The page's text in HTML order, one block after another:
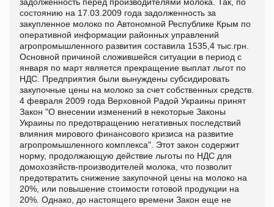
состоянию на 17.03.2009 года задолженность за
закупленное молоко по Автономной Республике Крым по
оперативной информации районных управлений
агропромышленного развития составила 1535,4 тыс.грн.
Основной причиной сложившейся ситуации в период с
января по март является прекращение выплат льгот по
НДС. Предприятия были вынуждены субсидировать
закупочные цены на молоко за счет собственных средств.
4 февраля 2009 года Верховной Радой Украины принят
Закон "О внесении изменений в некоторые Законы
Украины по предотвращению негативных последствий
влияния мирового финансового кризиса на развитие
агропромышленного комплекса". Этот закон содержит
норму, продолжающую действие льготы по НДС для
домохозяйств-производителей молока, что позволит
предотвратить снижение закупочной цены на молоко на
20%, или повышение стоимости готовой продукции на
20%. Однако, до настоящего времени Закон еще не